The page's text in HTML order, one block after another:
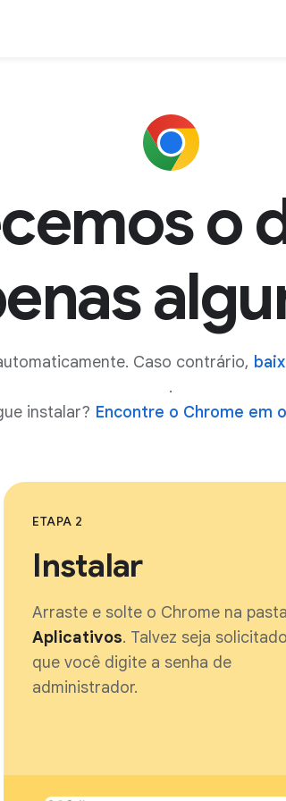
o
Caso contrário,
.
instalar? Encontre o Chrome em
ETAPA 2
Instalar
Arraste e solte o Chrome na pasta
Aplicativos. Talvez seja solicitado
que você digite a senha de
administrador.